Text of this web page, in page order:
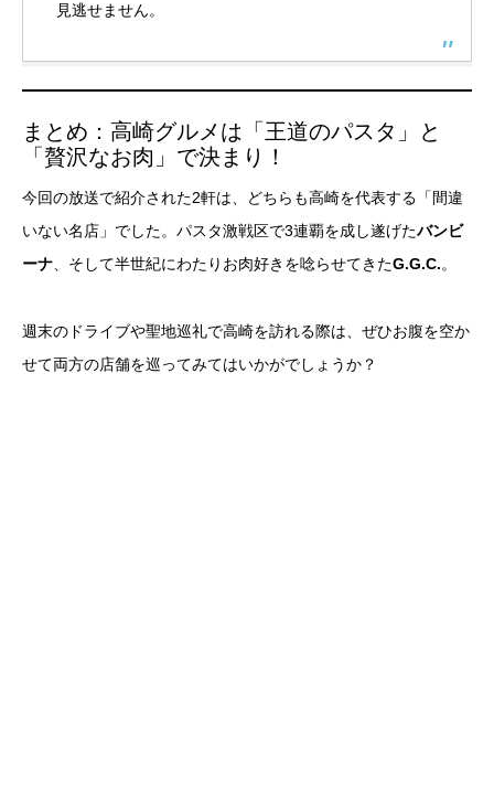
見逃せません。
まとめ：高崎グルメは「王道のパスタ」と
「贅沢なお肉」で決まり！
今回の放送で紹介された2軒は、どちらも高崎を代表する「間違
いない名店」でした。パスタ激戦区で3連覇を成し遂げたバンビ
ーナ 、そして半世紀にわたりお肉好きを唸らせてきたG.G.C.。
週末のドライブや聖地巡礼で高崎を訪れる際は、ぜひお腹を空か
せて両方の店舗を巡ってみてはいかがでしょうか？